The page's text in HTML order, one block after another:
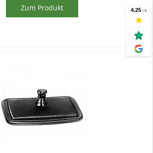
Zum Produkt